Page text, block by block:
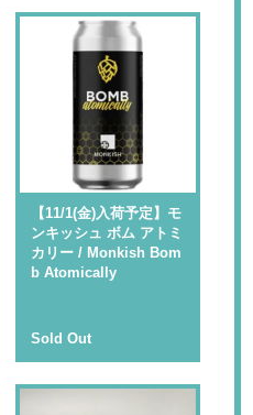
【11/1(金)入荷予定】モ
ンキッシュ ボム アトミ
カリー / Monkish Bom
b Atomically
Sold Out